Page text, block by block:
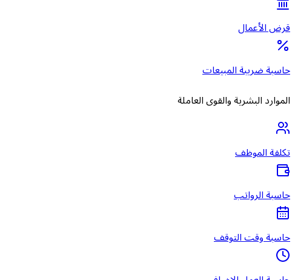
قرض الأعمال
حاسبة ضريبة المبيعات
الموارد البشرية والقوى العاملة
تكلفة الموظف
حاسبة الرواتب
حاسبة وقت التوقف